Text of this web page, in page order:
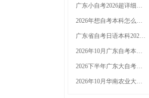
广东小自考2026超详细报名指南+当地助学点
2026年想自考本科怎么报名广东 哪个是自考报名入口？
广东省自考日语本科2026（全介绍）
2026年10月广东自考本科报名全流程详解！附条件与操作步骤
2026下半年广东大自考报名考试时间是多少？考哪些内容？
2026年10月华南农业大学自考行政管理报名流程【图解】